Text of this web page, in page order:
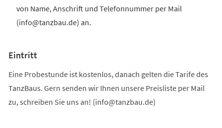
von Name, Anschrift und Telefonnummer per Mail
(info@tanzbau.de) an.
Eintritt
Eine Probestunde ist kostenlos, danach gelten die Tarife des
TanzBaus. Gern senden wir Ihnen unsere Preisliste per Mail
zu, schreiben Sie uns an! (info@tanzbau.de)